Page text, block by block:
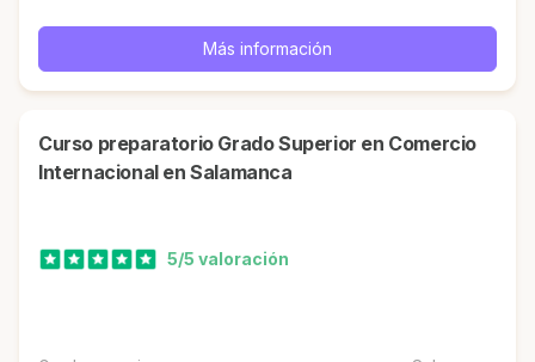
Más información
Curso preparatorio Grado Superior en Comercio
Internacional en Salamanca
5/5 valoración